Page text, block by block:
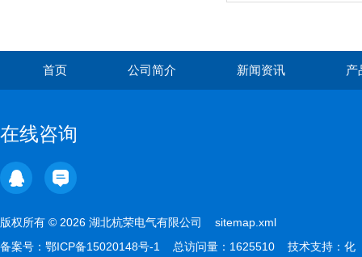
首页 公司简介 新闻资讯 产
在线咨询
版权所有 © 2026 湖北杭荣电气有限公司 sitemap.xml
备案号： 鄂ICP备15020148号-1 总访问量：1625510 技术支持： 化